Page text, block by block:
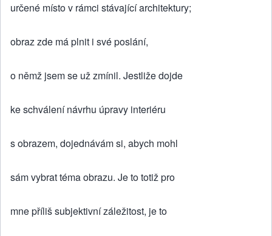
určené místo v rámci stávající architektury;
obraz zde má plnit i své poslání,
o němž jsem se už zmínil. Jestliže dojde
ke schválení návrhu úpravy interiéru
s obrazem, dojednávám si, abych mohl
sám vybrat téma obrazu. Je to totiž pro
mne příliš subjektivní záležitost, je to